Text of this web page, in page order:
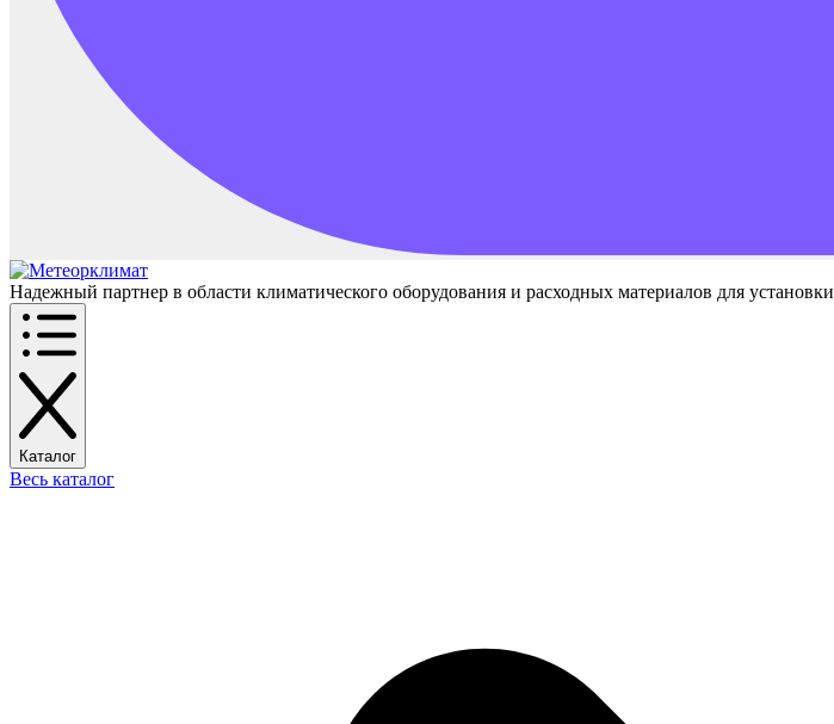
Надежный партнер в области климатического оборудования и расходных материалов для установки
Каталог
Весь каталог